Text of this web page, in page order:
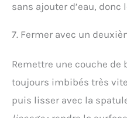
sans ajouter d’eau,
7. Fermer avec un
Remettre une couche
toujours imbibés très
puis lisser avec la